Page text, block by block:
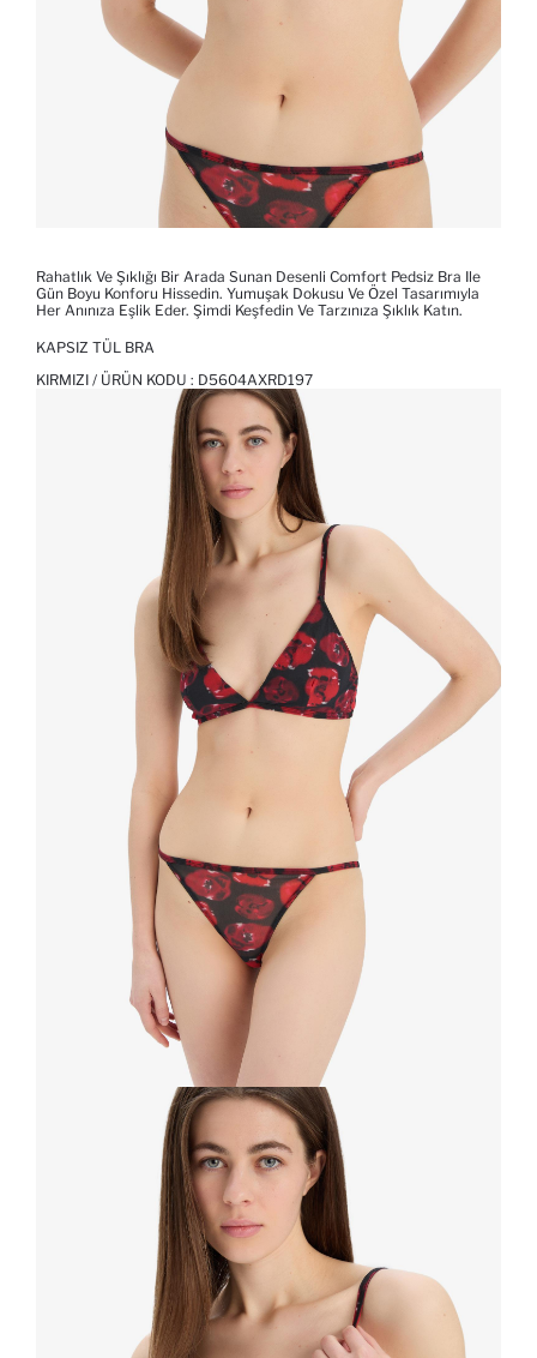
Rahatlık Ve Şıklığı Bir Arada Sunan Desenli Comfort Pedsiz Bra Ile
Gün Boyu Konforu Hissedin. Yumuşak Dokusu Ve Özel Tasarımıyla
Her Anınıza Eşlik Eder. Şimdi Keşfedin Ve Tarzınıza Şıklık Katın.
KAPSIZ TÜL BRA
KIRMIZI / ÜRÜN KODU : D5604AXRD197